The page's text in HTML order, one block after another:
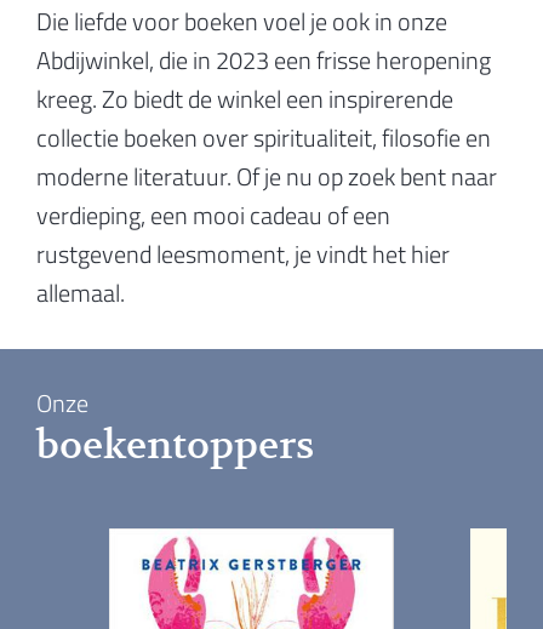
Die liefde voor boeken voel je ook in onze
Abdijwinkel, die in 2023 een frisse heropening
kreeg. Zo biedt de winkel een inspirerende
collectie boeken over spiritualiteit, filosofie en
moderne literatuur. Of je nu op zoek bent naar
verdieping, een mooi cadeau of een
rustgevend leesmoment, je vindt het hier
allemaal.
Onze
boeken­toppers